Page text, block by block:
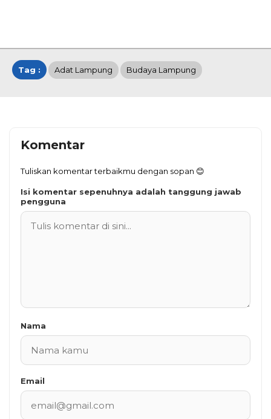
Tag : Adat Lampung Budaya Lampung
Komentar
Tuliskan komentar terbaikmu dengan sopan 😊
Isi komentar sepenuhnya adalah tanggung jawab
pengguna
Nama
Email